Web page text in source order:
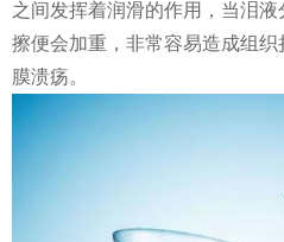
之间发挥着润滑的作用，当泪
擦便会加重，非常容易造成组
膜溃疡。